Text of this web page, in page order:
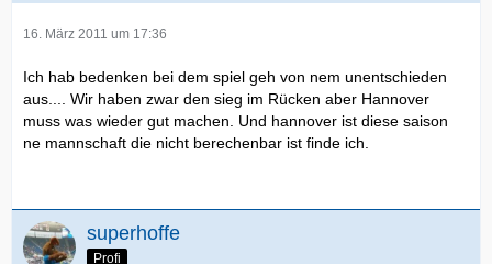
16. März 2011 um 17:36
Ich hab bedenken bei dem spiel geh von nem unentschieden
aus.... Wir haben zwar den sieg im Rücken aber Hannover
muss was wieder gut machen. Und hannover ist diese saison
ne mannschaft die nicht berechenbar ist finde ich.
superhoffe
Profi